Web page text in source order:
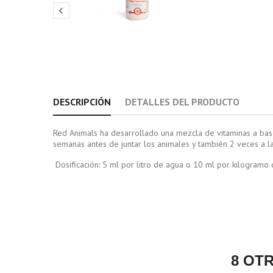

DESCRIPCIÓN DETALLES DEL PRODUCTO
Red Animals ha desarrollado una mezcla de vitaminas a
semanas antes de juntar los animales y también 2 veces
Dosificación: 5 ml por litro de agua o 10 ml por kilogramo
8